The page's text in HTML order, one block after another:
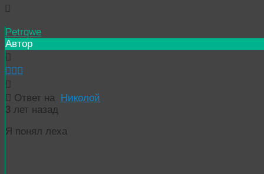
Petrqwe
Автор
Ответ на
Николой
3 лет назад
Я понял леха